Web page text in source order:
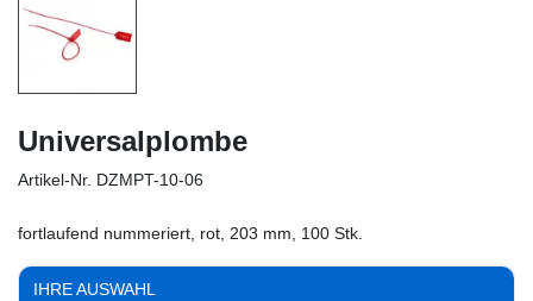
Universalplombe
Artikel-Nr. DZMPT-10-06
fortlaufend nummeriert, rot, 203 mm, 100 Stk.
IHRE AUSWAHL